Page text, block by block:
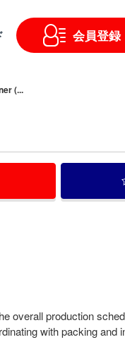
会員登録
(...
overall production
with packing